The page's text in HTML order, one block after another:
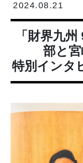
2024.08.21
「財界九
部と
特別インタ